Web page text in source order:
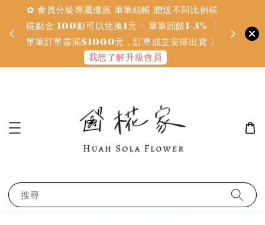
✿ 會員分級專屬優惠 筆筆結帳 贈送不同比例椛
椛點金 100點可以兌換1元 = 筆筆回饋1-3% 〔
單筆訂單需滿$1000元，訂單成立安排出貨 〕
我想了解升級會員
搜尋